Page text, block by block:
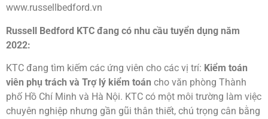
www.russellbedford.vn
Russell Bedford KTC đang có nhu cầu tuyển dụng năm
2022:
KTC đang tìm kiếm các ứng viên cho các vị trí: Kiểm toán
viên phụ trách và Trợ lý kiểm toán cho văn phòng Thành
phố Hồ Chí Minh và Hà Nội. KTC có một môi trường làm việc
chuyên nghiệp nhưng gần gũi thân thiết, chú trọng cân bằng